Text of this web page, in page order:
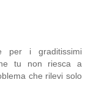
i graditissimi
tu non riesca a
che rilevi solo